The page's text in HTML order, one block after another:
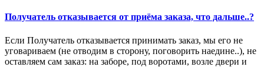
Получатель отказывается от приёма заказа, что дальше..?
Если Получатель отказывается принимать заказ, мы его не
уговариваем (не отводим в сторону, поговорить наедине..), не
оставляем сам заказ: на заборе, под воротами, возле двери и